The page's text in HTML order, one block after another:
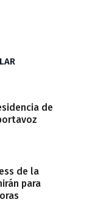
de
de la
para